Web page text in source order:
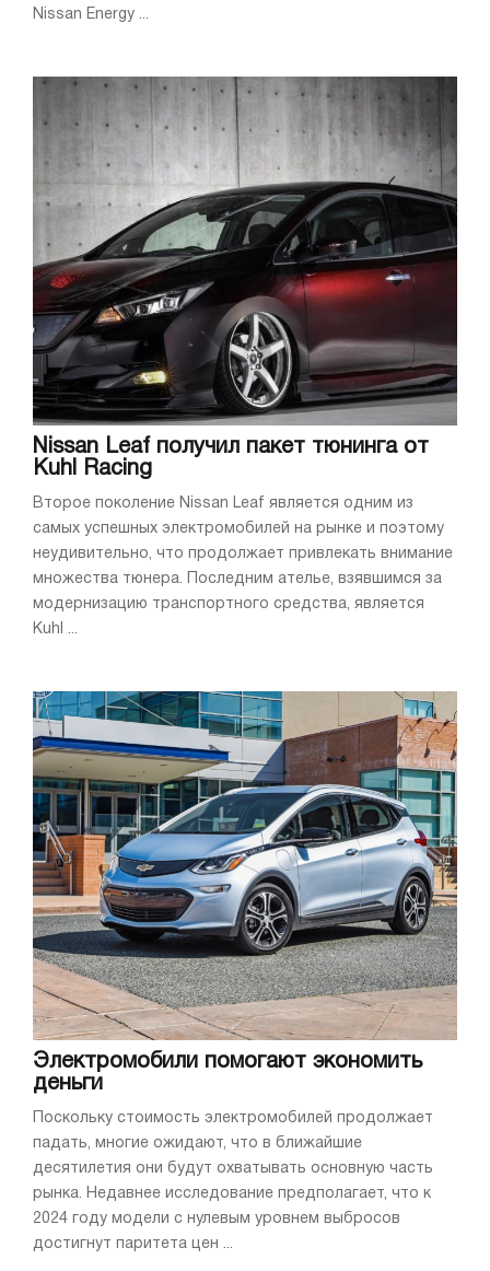
Nissan Energy ...
Nissan Leaf получил пакет тюнинга от
Kuhl Racing
Второе поколение Nissan Leaf является одним из
самых успешных электромобилей на рынке и поэтому
неудивительно, что продолжает привлекать внимание
множества тюнера. Последним ателье, взявшимся за
модернизацию транспортного средства, является
Kuhl ...
Электромобили помогают экономить
деньги
Поскольку стоимость электромобилей продолжает
падать, многие ожидают, что в ближайшие
десятилетия они будут охватывать основную часть
рынка. Недавнее исследование предполагает, что к
2024 году модели с нулевым уровнем выбросов
достигнут паритета цен ...